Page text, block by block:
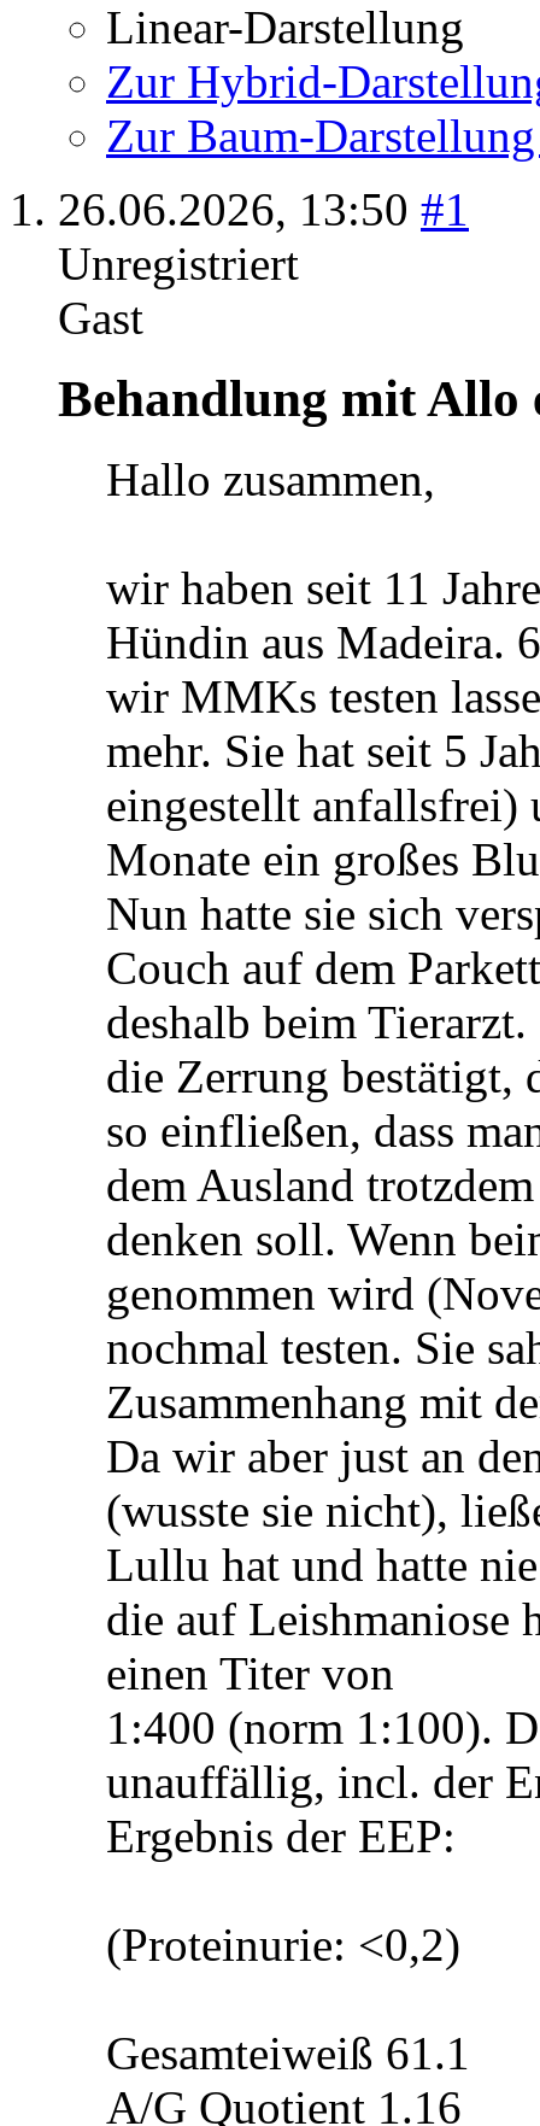
Linear-Darstellung
Zur Hybrid-
Zur Baum-
26.06.2026, 13:50 #1
Unregistriert
Gast
Behandlung mit Allo
Hallo zusammen,
wir haben seit 11
Hündin aus Madeira.
wir MMKs testen
mehr. Sie hat seit 5
eingestellt anfallsfrei)
Monate ein großes
Nun hatte sie sich
Couch auf dem
deshalb beim
die Zerrung bestätigt,
so einfließen, dass
dem Ausland
denken soll. Wenn
genommen wird
nochmal testen. Sie
Zusammenhang mit
Da wir aber just an
(wusste sie nicht),
Lullu hat und hatte
die auf Leishmaniose
einen Titer von
1:400 (norm 1:100).
unauffällig, incl. der
Ergebnis der EEP:
(Proteinurie: <0,2)
Gesamteiweiß 61.1
A/G Quotient 1.16